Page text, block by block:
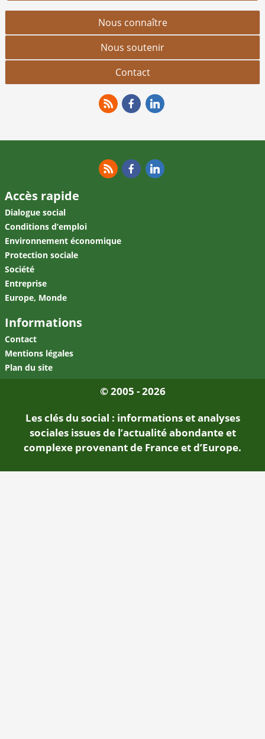
Nous connaître
Nous soutenir
Contact
Accès rapide
Dialogue social
Conditions d’emploi
Environnement économique
Protection sociale
Société
Entreprise
Europe, Monde
Informations
Contact
Mentions légales
Plan du site
© 2005 - 2026
Les clés du social : informations et analyses
sociales issues de l’actualité abondante et
complexe provenant de France et d’Europe.